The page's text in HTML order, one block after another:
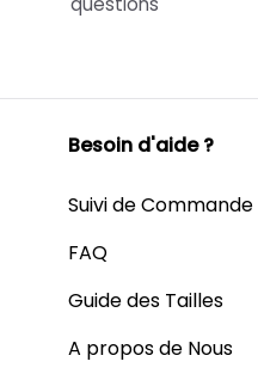
Besoin d'aide ?
Suivi de Commande
FAQ
Guide des Tailles
A propos de Nous